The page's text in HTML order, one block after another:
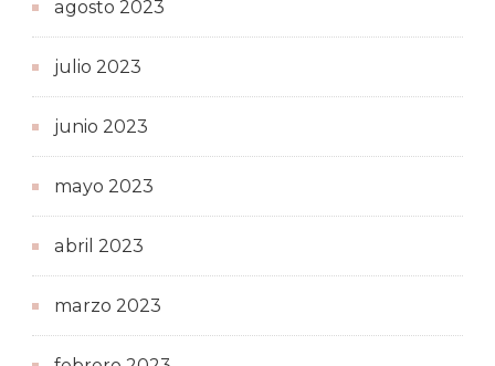
agosto 2023
julio 2023
junio 2023
mayo 2023
abril 2023
marzo 2023